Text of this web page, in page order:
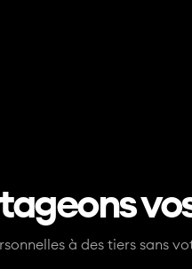
à des tiers sans